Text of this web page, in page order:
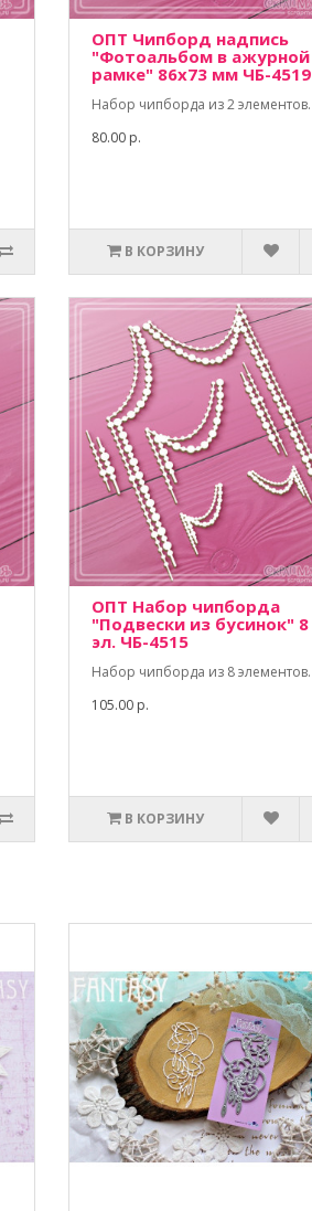
ОПТ Чипборд надпись
"Фотоальбом в ажурной
рамке" 86х73 мм ЧБ-4519
Набор чипборда из 2 элементов.
80.00 р.
В КОРЗИНУ
ОПТ Набор чипборда
"Подвески из бусинок" 8
эл. ЧБ-4515
Набор чипборда из 8 элементов.
105.00 р.
В КОРЗИНУ